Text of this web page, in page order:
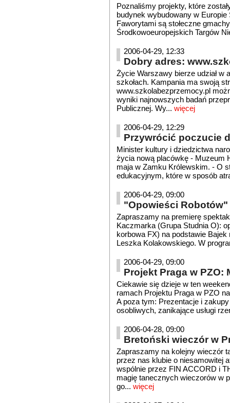
Poznaliśmy projekty, które
budynek wybudowany w
Faworytami są stołeczne
Środkowoeuropejskich Targów
2006-04-29, 12:33
Dobry adres:
Życie Warszawy bierze udział w
szkołach. Kampania ma swoją
www.szkolabezprzemocy.pl
wyniki najnowszych badań
Publicznej. Wy... więcej
2006-04-29, 12:29
Przywrócić poczucie
Minister kultury i dziedzictwa
życia nową placówkę - Muzeum
maja w Zamku Królewskim. - O
edukacyjnym, które w sposób
2006-04-29, 09:00
"Opowieści
Zapraszamy na premierę
Kaczmarka (Grupa Studnia O):
korbowa FX) na podstawie Bajek
Leszka Kolakowskiego. W
2006-04-29, 09:00
Projekt Praga w PZO:
Ciekawie się dzieje w ten
ramach Projektu Praga w PZO
A poza tym: Prezentacje i
osobliwych, zanikające usługi
2006-04-28, 09:00
Bretoński wieczór w
Zapraszamy na kolejny wieczór
przez nas klubie o niesamowitej
wspólnie przez FIN ACCORD i
magię tanecznych wieczorów w
go... więcej